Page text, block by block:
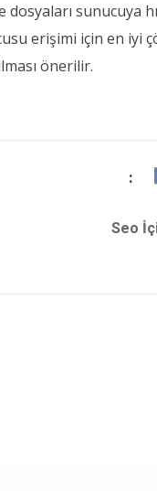
sunucuya
erişimi için en iyi
önerilir.
:
Seo